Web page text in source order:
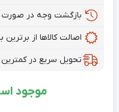
بازگشت وجه در
اصالت کالاها از برترین
تحویل سریع در
موجود